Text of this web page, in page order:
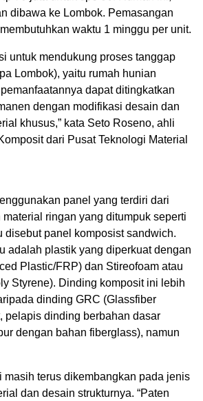
dibawa ke Lombok. Pemasangan
waktu 1 minggu per unit.
untuk mendukung proses tanggap
Lombok), yaitu rumah hunian
dapat ditingkatkan
dengan modifikasi desain dan
khusus,” kata Seto Roseno, ahli
dari Pusat Teknologi Material
panel yang terdiri dari
ringan yang ditumpuk seperti
disebut panel komposist sandwich.
adalah plastik yang diperkuat dengan
Plastic/FRP) dan Stireofoam atau
Styrene). Dinding komposit ini lebih
dinding GRC (Glassfiber
pelapis dinding berbahan dasar
dengan bahan fiberglass), namun
masih terus dikembangkan pada jenis
dan desain strukturnya. “Paten